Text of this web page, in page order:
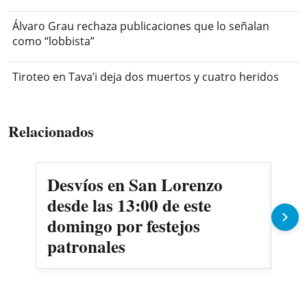
Álvaro Grau rechaza publicaciones que lo señalan
como “lobbista”
Tiroteo en Tava’i deja dos muertos y cuatro heridos
Relacionados
Desvíos en San Lorenzo
desde las 13:00 de este
domingo por festejos
patronales